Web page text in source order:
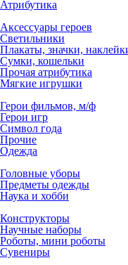
Атрибутика
Аксессуары героев
Светильники
Плакаты, значки,
Сумки, кошельки
Прочая атрибутика
Мягкие игрушки
Герои фильмов, м/ф
Герои игр
Символ года
Прочие
Одежда
Головные уборы
Предметы одежды
Наука и хобби
Конструкторы
Научные наборы
Роботы, мини роботы
Сувениры